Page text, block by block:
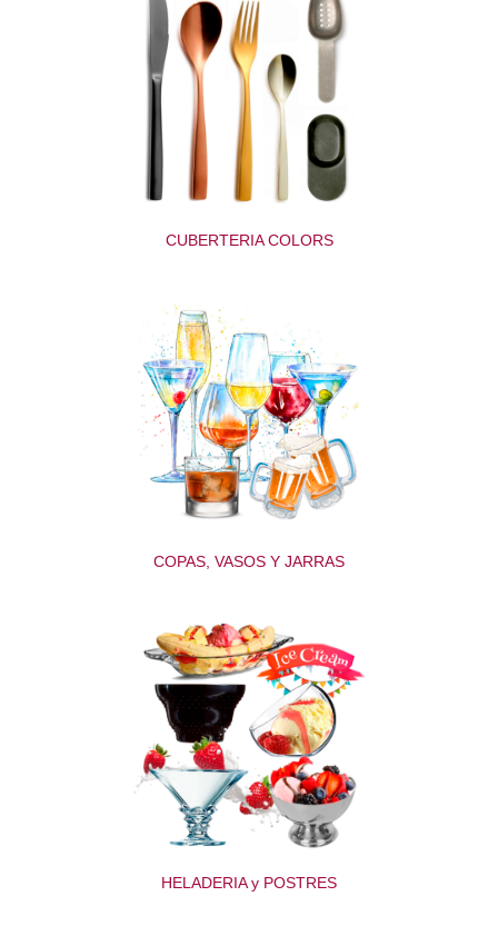
CUBERTERIA COLORS
COPAS, VASOS Y JARRAS
HELADERIA y POSTRES